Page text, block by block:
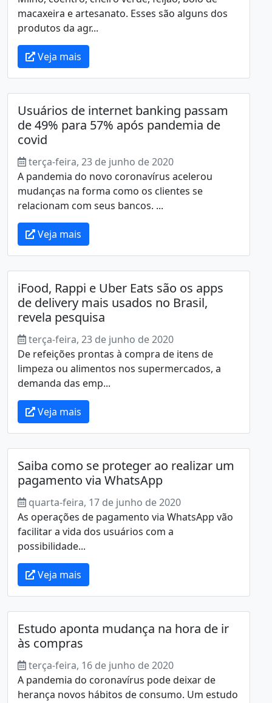
macaxeira e artesanato. Esses são alguns dos
produtos da agr...
Veja mais
Usuários de internet banking passam
de 49% para 57% após pandemia de
covid
terça-feira, 23 de junho de 2020
A pandemia do novo coronavírus acelerou
mudanças na forma como os clientes se
relacionam com seus bancos. ...
Veja mais
iFood, Rappi e Uber Eats são os apps
de delivery mais usados no Brasil,
revela pesquisa
terça-feira, 23 de junho de 2020
De refeições prontas à compra de itens de
limpeza ou alimentos nos supermercados, a
demanda das emp...
Veja mais
Saiba como se proteger ao realizar um
pagamento via WhatsApp
quarta-feira, 17 de junho de 2020
As operações de pagamento via WhatsApp vão
facilitar a vida dos usuários com a
possibilidade...
Veja mais
Estudo aponta mudança na hora de ir
às compras
terça-feira, 16 de junho de 2020
A pandemia do coronavírus pode deixar de
herança novos hábitos de consumo. Um estudo